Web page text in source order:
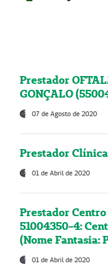
Prestador
GONÇALO
07 de Agosto de 2020
Prestador
01 de Abril de 2020
Prestador
51004350-4:
(Nome Fantasia:
01 de Abril de 2020